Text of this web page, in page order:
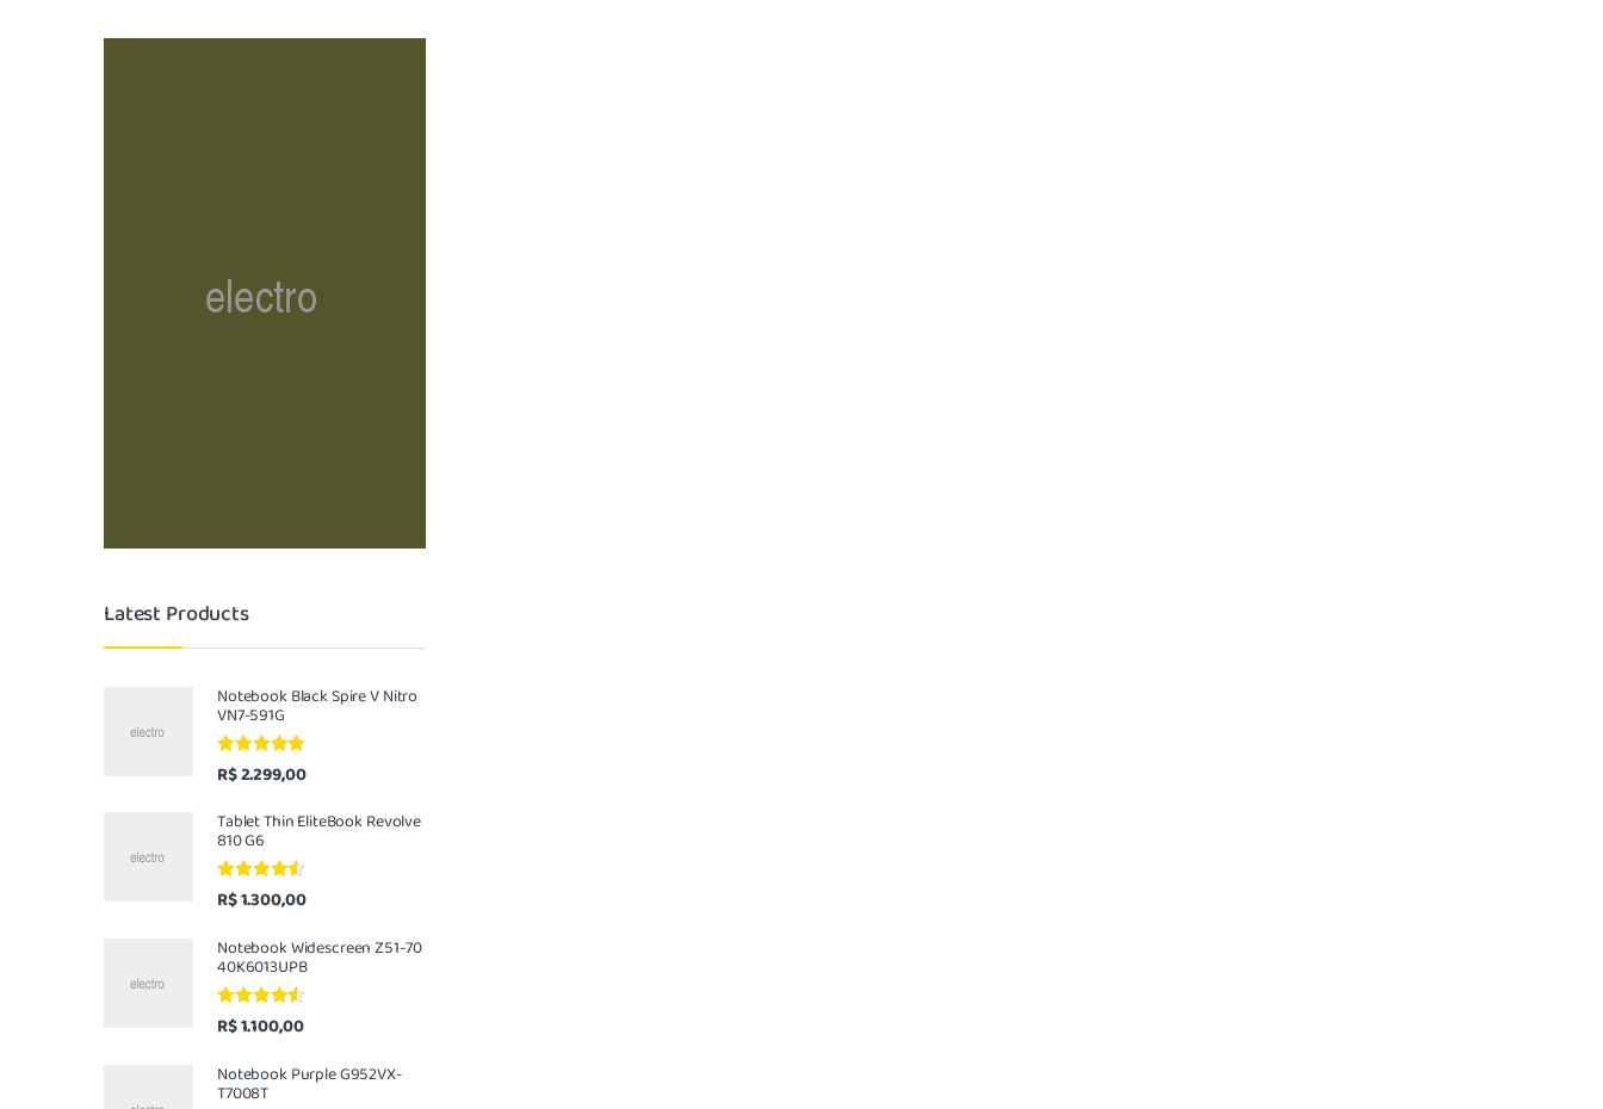
Latest Products
Notebook Black Spire V Nitro
VN7-591G
Avaliação
5.00de 5
R$2.299,00
Tablet Thin EliteBook Revolve
810 G6
Avaliação
4.33de 5
R$1.300,00
Notebook Widescreen Z51-70
40K6013UPB
Avaliação
4.33de 5
R$1.100,00
Notebook Purple G952VX-
T7008T